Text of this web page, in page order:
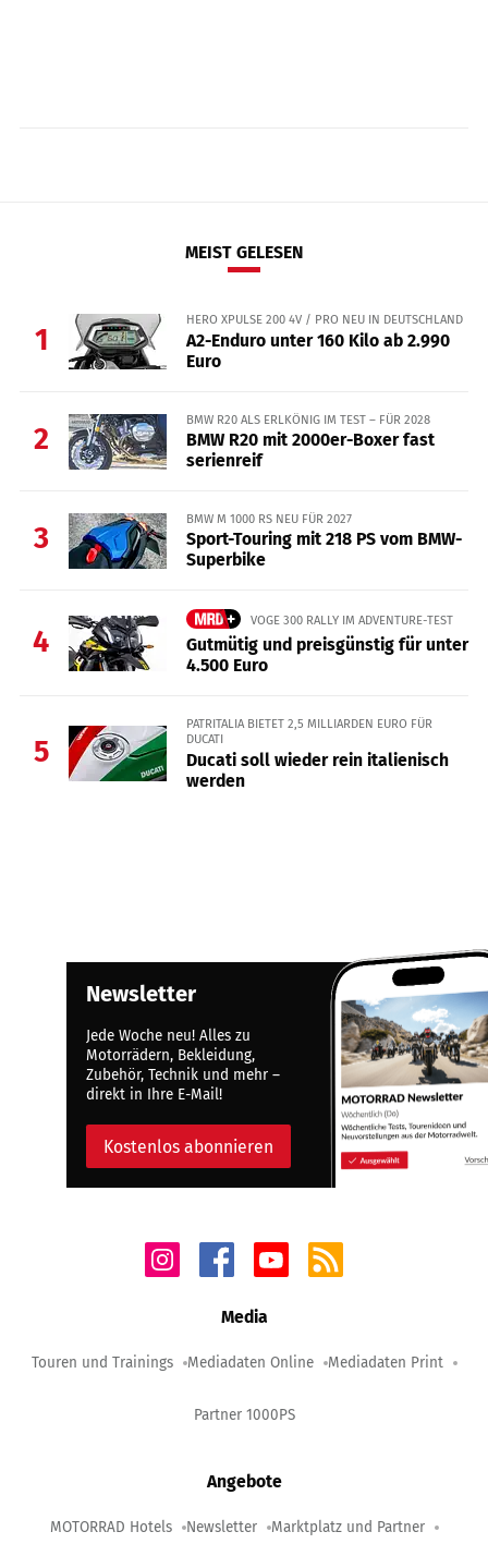
MEIST GELESEN
1
HERO XPULSE 200 4V / PRO NEU IN DEUTSCHLAND
A2-Enduro unter 160 Kilo ab 2.990
Euro
2
BMW R20 ALS ERLKÖNIG IM TEST – FÜR 2028
BMW R20 mit 2000er-Boxer fast
serienreif
3
BMW M 1000 RS NEU FÜR 2027
Sport-Touring mit 218 PS vom BMW-
Superbike
4
VOGE 300 RALLY IM ADVENTURE-TEST
Gutmütig und preisgünstig für unter
4.500 Euro
5
PATRITALIA BIETET 2,5 MILLIARDEN EURO FÜR
DUCATI
Ducati soll wieder rein italienisch
werden
Newsletter
Jede Woche neu! Alles zu
Motorrädern, Bekleidung,
Zubehör, Technik und mehr –
direkt in Ihre E-Mail!
Kostenlos abonnieren
Media
Touren und Trainings Mediadaten Online Mediadaten Print
Partner 1000PS
Angebote
MOTORRAD Hotels Newsletter Marktplatz und Partner